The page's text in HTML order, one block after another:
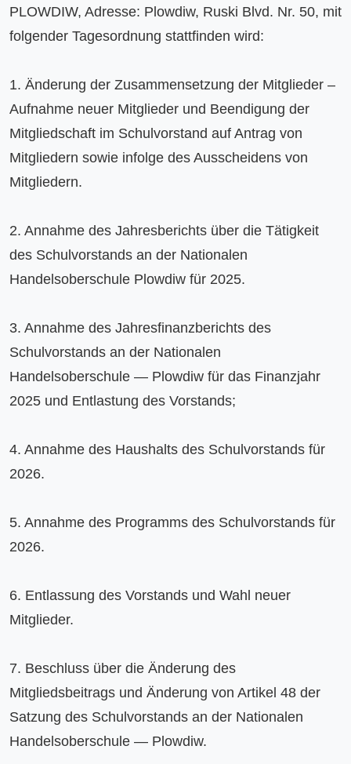
PLOWDIW, Adresse: Plowdiw, Ruski Blvd. Nr. 50, mit
folgender Tagesordnung stattfinden wird:
1. Änderung der Zusammensetzung der Mitglieder –
Aufnahme neuer Mitglieder und Beendigung der
Mitgliedschaft im Schulvorstand auf Antrag von
Mitgliedern sowie infolge des Ausscheidens von
Mitgliedern.
2. Annahme des Jahresberichts über die Tätigkeit
des Schulvorstands an der Nationalen
Handelsoberschule Plowdiw für 2025.
3. Annahme des Jahresfinanzberichts des
Schulvorstands an der Nationalen
Handelsoberschule — Plowdiw für das Finanzjahr
2025 und Entlastung des Vorstands;
4. Annahme des Haushalts des Schulvorstands für
2026.
5. Annahme des Programms des Schulvorstands für
2026.
6. Entlassung des Vorstands und Wahl neuer
Mitglieder.
7. Beschluss über die Änderung des
Mitgliedsbeitrags und Änderung von Artikel 48 der
Satzung des Schulvorstands an der Nationalen
Handelsoberschule — Plowdiw.